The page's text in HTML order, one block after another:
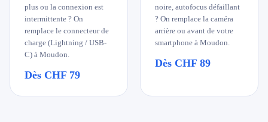
plus ou la connexion est
intermittente ? On
remplace le connecteur de
charge (Lightning / USB-
C) à Moudon.
Dès CHF 79
noire, autofocus défaillant
? On remplace la caméra
arrière ou avant de votre
smartphone à Moudon.
Dès CHF 89